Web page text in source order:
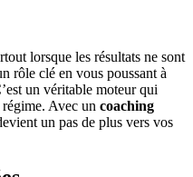
lorsque les résultats ne sont
rôle clé en vous poussant à
un véritable moteur qui
régime. Avec un coaching
un pas de plus vers vos